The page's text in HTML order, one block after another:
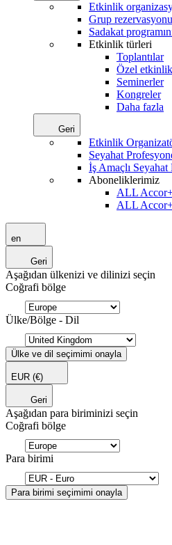
Etkinlik
Grup
Sadakat
Etkinlik türleri
Toplantılar
Özel
Seminerler
Kongreler
Daha fazla
Geri
Etkinlik
Seyahat
İş Amaçlı Seyahat
Aboneliklerimiz
ALL
ALL
en
Geri
Aşağıdan ülkenizi ve dilinizi seçin
Coğrafi bölge
Ülke/Bölge - Dil
Ülke ve dil seçimimi onayla
EUR (€)
Geri
Aşağıdan para biriminizi seçin
Coğrafi bölge
Para birimi
Para birimi seçimimi onayla